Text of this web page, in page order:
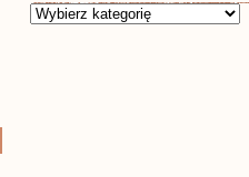
Kategorie